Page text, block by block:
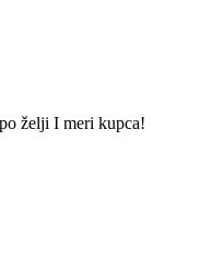
želji I meri kupca!